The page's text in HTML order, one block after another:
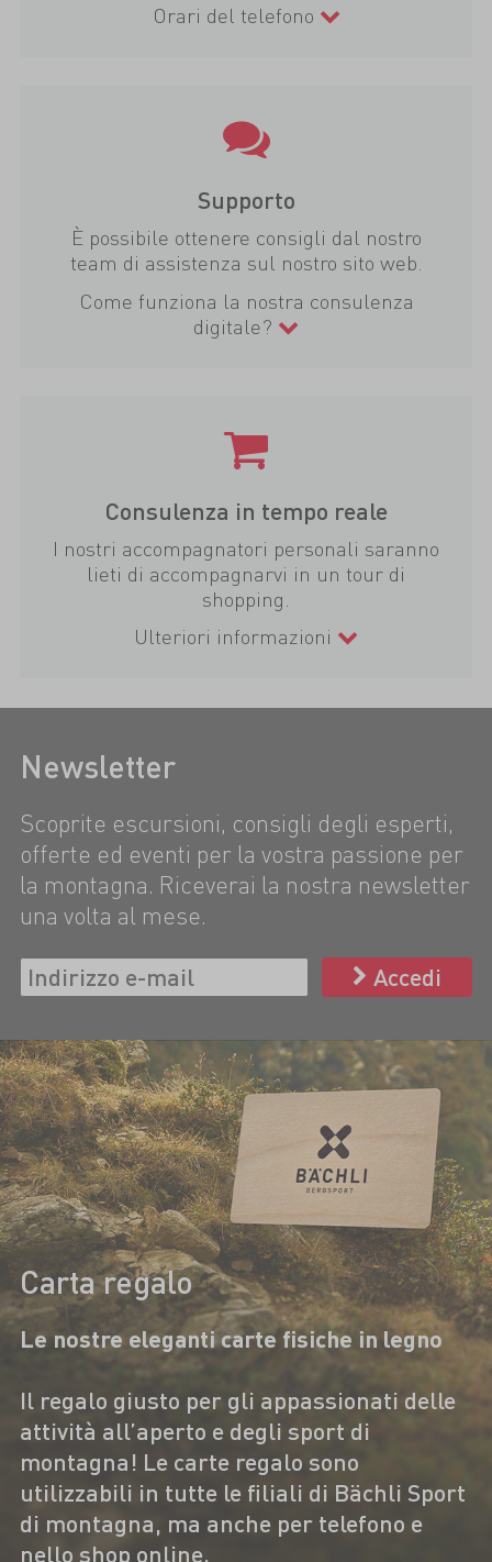
Orari del telefono
Supporto
È possibile ottenere consigli dal nostro
team di assistenza sul nostro sito web.
Come funziona la nostra consulenza
digitale?
Consulenza in tempo reale
I nostri accompagnatori personali saranno
lieti di accompagnarvi in un tour di
shopping.
Ulteriori informazioni
Newsletter
Scoprite escursioni, consigli degli esperti,
offerte ed eventi per la vostra passione per
la montagna. Riceverai la nostra newsletter
una volta al mese.
Accedi
Carta regalo
Le nostre eleganti carte fisiche in legno
Il regalo giusto per gli appassionati delle
attività all’aperto e degli sport di
montagna! Le carte regalo sono
utilizzabili in tutte le filiali di Bächli Sport
di montagna, ma anche per telefono e
nello shop online.